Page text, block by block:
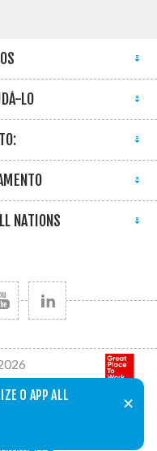
O APP ALL
✕
LO
NATIONS